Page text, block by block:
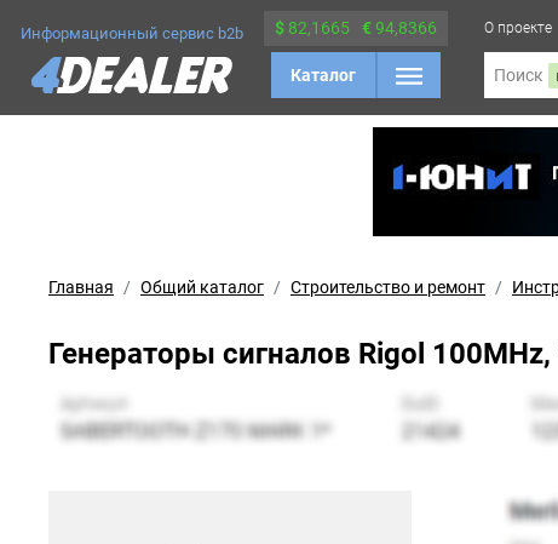
Информационный сервис b2b $ 82,1665 €94,8366
Каталог
О проекте
Поиск
Главная Общий каталог Строительство и ремонт
Генераторы сигналов Rigol